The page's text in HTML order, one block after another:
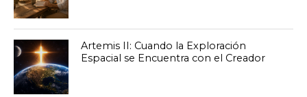
Artemis II: Cuando la Exploración
Espacial se Encuentra con el Creador